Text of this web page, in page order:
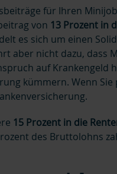
für Ihren
von 13 Prozent in
es sich um einen
aber nicht dazu, dass
auf Krankengeld
kümmern. Wenn
15 Prozent in die
des Bruttolohns